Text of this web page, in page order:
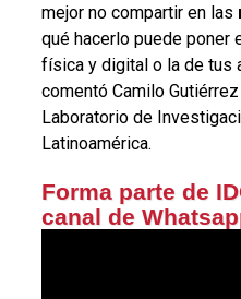
mejor no compartir en las
qué hacerlo puede poner
física y digital o la de tus
comentó Camilo
Laboratorio de
Latinoamérica.
Forma parte de
canal de